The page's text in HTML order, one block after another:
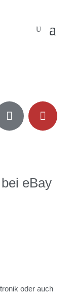
eBay
oder auch